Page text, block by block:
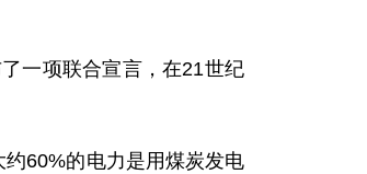
一项联合宣言，在21世纪
60%的电力是用煤炭发电